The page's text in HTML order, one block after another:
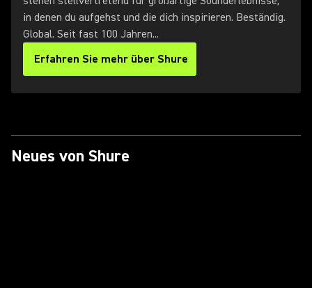
in denen du aufgehst und die dich inspirieren. Beständig.
Global. Seit fast 100 Jahren...
Erfahren Sie mehr über Shure
Neues von Shure